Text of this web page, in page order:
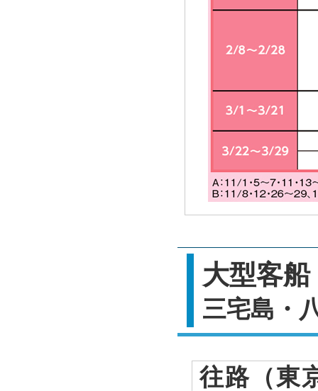
大型客船
三宅島・
往路（東